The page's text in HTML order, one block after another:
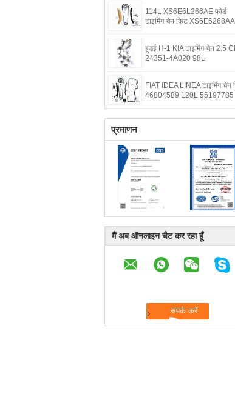
114L XS6E6L266AE फोर्ड
टाइमिंग चेन किट XS6E6268AA
हुंडई H-1 KIA टाइमिंग चेन 2.5
24351-4A020 98L
FIAT IDEA LINEA टाइमिंग चेन
46804589 120L 55197785
प्रमाणन
मैं अब ऑनलाइन चैट कर रहा हूँ